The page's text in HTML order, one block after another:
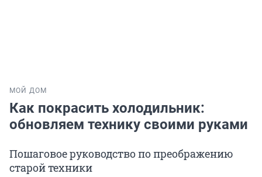
МОЙ ДОМ
Как покрасить холодильник:
обновляем технику своими руками
Пошаговое руководство по преображению
старой техники